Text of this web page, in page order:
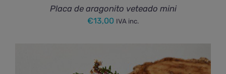
Placa de aragonito veteado mini
€13,00 IVA inc.